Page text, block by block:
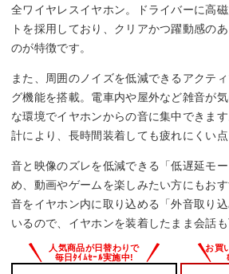
–
防水・防塵性能
IPX4
マイク
○
全ワイヤレスイヤホン。ドライバーに高
トを採用しており、クリアかつ躍動感の
のが特徴です。
また、周囲のノイズを低減できるアクテ
グ機能を搭載。電車内や屋外など雑音が
な環境でイヤホンからの音に集中できま
計により、長時間装着しても疲れにくい点
音と映像のズレを低減できる「低遅延モ
め、動画やゲームを楽しみたい方にもお
音をイヤホン内に取り込める「外音取り
いるので、イヤホンを装着したまま会話も